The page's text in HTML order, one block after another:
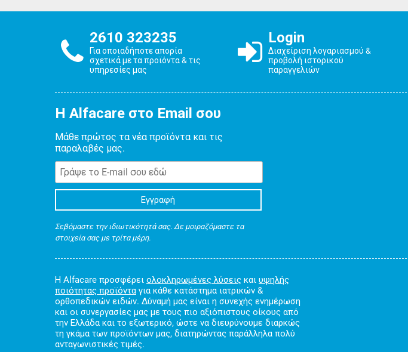
2610 323235
Για οποιαδήποτε απορία
σχετικά με τα προϊόντα & τις
υπηρεσίες μας
Login
Διαχείριση λογαριασμού &
προβολή ιστορικού
παραγγελιών
Η Alfacare στο Email σου
Μάθε πρώτος τα νέα προϊόντα και τις
παραλαβές μας.
Σεβόμαστε την ιδιωτικότητά σας. Δε μοιραζόμαστε τα
στοιχεία σας με τρίτα μέρη.
Η Alfacare προσφέρει ολοκληρωμένες λύσεις και υψηλής
ποιότητας προϊόντα για κάθε κατάστημα ιατρικών &
ορθοπεδικών ειδών. Δύναμή μας είναι η συνεχής ενημέρωση
και οι συνεργασίες μας με τους πιο αξιόπιστους οίκους από
την Ελλάδα και το εξωτερικό, ώστε να διευρύνουμε διαρκώς
τη γκάμα των προϊόντων μας, διατηρώντας παράλληλα πολύ
ανταγωνιστικές τιμές.